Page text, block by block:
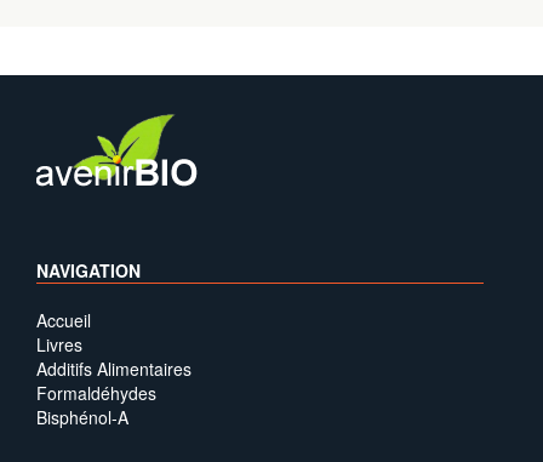
NAVIGATION
Accueil
Livres
Additifs Alimentaires
Formaldéhydes
Bisphénol-A